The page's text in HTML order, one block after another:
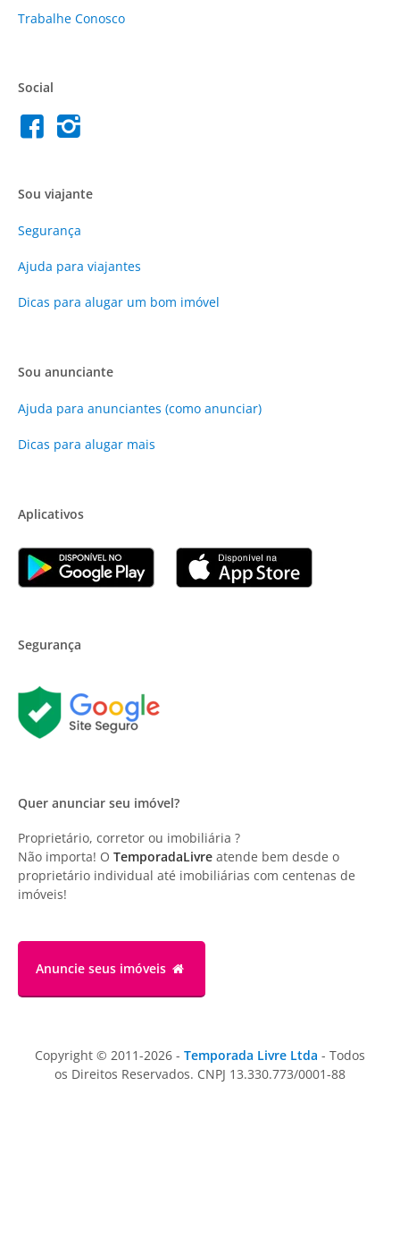
Trabalhe Conosco
Social
Sou viajante
Segurança
Ajuda para viajantes
Dicas para alugar um bom imóvel
Sou anunciante
Ajuda para anunciantes (como anunciar)
Dicas para alugar mais
Aplicativos
Segurança
Quer anunciar seu imóvel?
Proprietário, corretor ou imobiliária ?
Não importa! O TemporadaLivre atende bem desde o
proprietário individual até imobiliárias com centenas de
imóveis!
Anuncie seus imóveis
Copyright © 2011-2026 - Temporada Livre Ltda - Todos
os Direitos Reservados. CNPJ 13.330.773/0001-88